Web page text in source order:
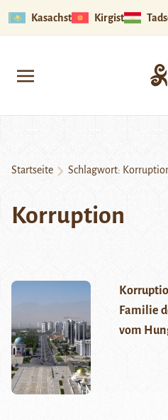
Kasachstan Kirgistan
Startseite Schlagwort:
Korruption
Familie
vom